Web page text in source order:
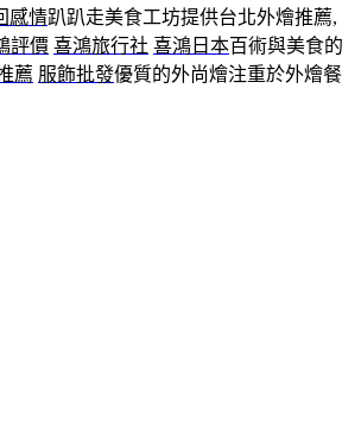
感情趴趴走美食工坊提供台北外燴推薦,
評價 喜鴻旅行社 喜鴻日本百術與美食的
薦 服飾批發優質的外尚燴注重於外燴餐